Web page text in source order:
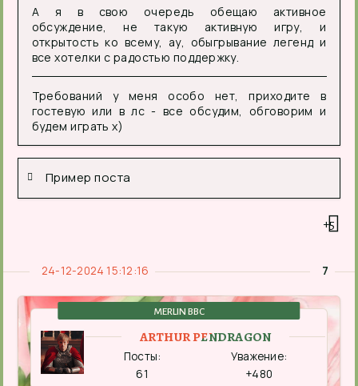
А я в свою очередь обещаю активное
обсуждение, не такую активную игру, и
открытость ко всему, ау, обыгрывание легенд и
все хотелки с радостью поддержку.
Требований у меня особо нет, приходите в
гостевую или в лс - все обсудим, обговорим и
будем играть х)
Пример поста
+5
7
24-12-2024 15:12:16
ARTHUR PENDRAGON
MERLIN BBC
Уважение:
+480
Посты:
61